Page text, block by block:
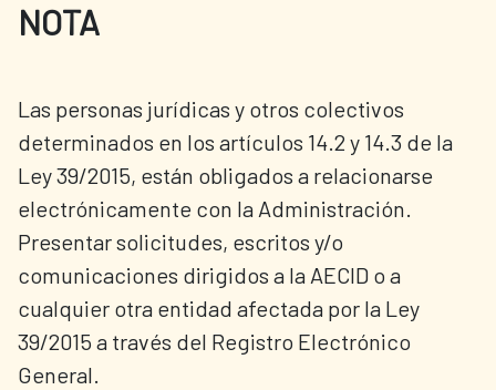
NOTA
Las personas jurídicas y otros colectivos
determinados en los artículos 14.2 y 14.3 de la
Ley 39/2015, están obligados a relacionarse
electrónicamente con la Administración.
Presentar solicitudes, escritos y/o
comunicaciones dirigidos a la AECID o a
cualquier otra entidad afectada por la Ley
39/2015 a través del Registro Electrónico
General.